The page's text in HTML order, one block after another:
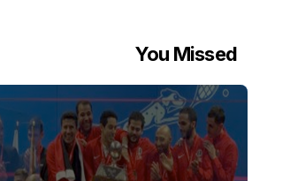
You Missed